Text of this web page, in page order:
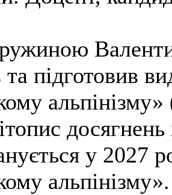
та підготовив
у 2027
альпінізму».